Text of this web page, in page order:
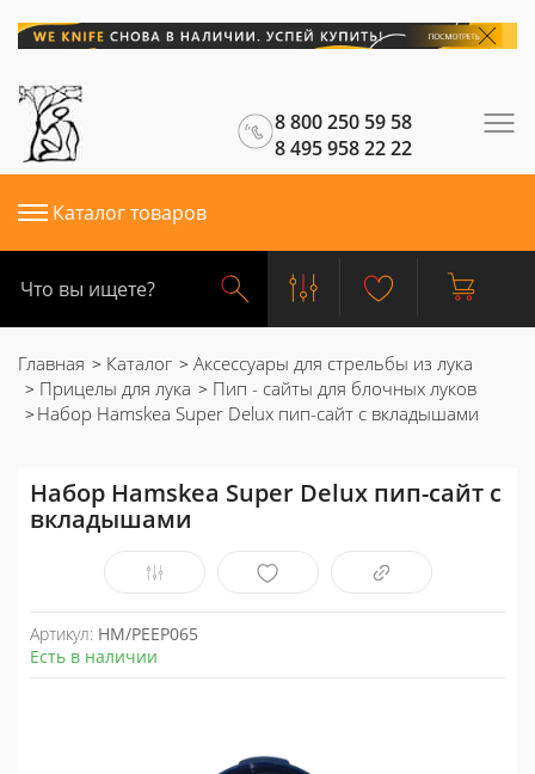
8 800 250 59 58
8 495 958 22 22
Каталог товаров
Главная Каталог
Аксессуары для стрельбы из лука
Прицелы для лука
Пип - сайты для блочных луков
Набор Hamskea Super Delux пип-сайт с вкладышами
Набор Hamskea Super Delux пип-сайт с
вкладышами
Артикул: HM/PEEP065
Есть в наличии